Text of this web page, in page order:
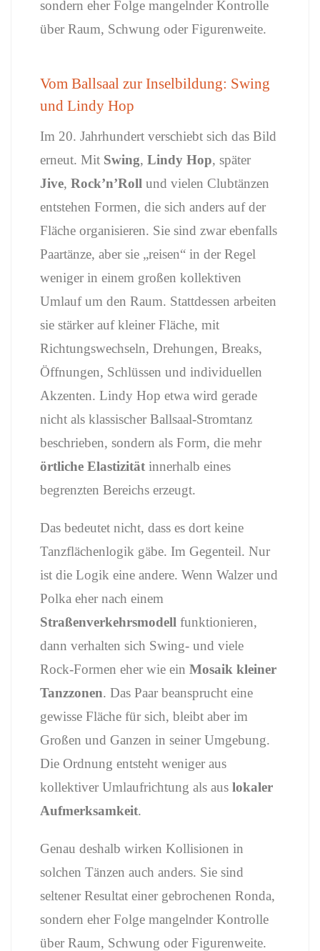
sondern eher Folge mangelnder Kontrolle
über Raum, Schwung oder Figurenweite.
Vom Ballsaal zur Inselbildung: Swing
und Lindy Hop
Im 20. Jahrhundert verschiebt sich das Bild
erneut. Mit Swing, Lindy Hop, später
Jive, Rock’n’Roll und vielen Clubtänzen
entstehen Formen, die sich anders aufder
Fläche organisieren. Sie sind zwar ebenfalls
Paartänze, aber sie „reisen“ in der Regel
weniger in einem großen kollektiven
Umlaufum den Raum. Stattdessen arbeiten
sie stärker aufkleiner Fläche, mit
Richtungswechseln, Drehungen, Breaks,
Öffnungen, Schlüssen und individuellen
Akzenten. Lindy Hop etwa wird gerade
nicht als klassischer Ballsaal-Stromtanz
beschrieben, sondern als Form, die mehr
örtliche Elastizität innerhalb eines
begrenzten Bereichs erzeugt.
Das bedeutet nicht, dass es dort keine
Tanzflächenlogik gäbe. Im Gegenteil. Nur
ist die Logik eine andere. Wenn Walzer und
Polka eher nach einem
Straßenverkehrsmodell funktionieren,
dann verhalten sich Swing- und viele
Rock-Formen eher wie ein Mosaik kleiner
Tanzzonen. Das Paar beansprucht eine
gewisse Fläche für sich, bleibt aber im
Großen und Ganzen in seiner Umgebung.
Die Ordnung entsteht weniger aus
kollektiver Umlaufrichtung als aus lokaler
Aufmerksamkeit.
Genau deshalb wirken Kollisionen in
solchen Tänzen auch anders. Sie sind
seltener Resultat einer gebrochenen Ronda,
sondern eher Folge mangelnder Kontrolle
über Raum, Schwung oder Figurenweite.